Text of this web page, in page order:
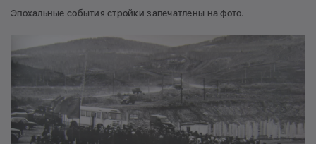
Эпохальные события стройки запечатлены на фото.